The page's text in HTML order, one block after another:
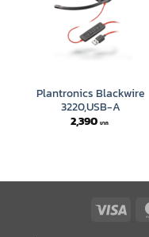
Plantronics Blackwire
3220,USB-A
2,390
Visa